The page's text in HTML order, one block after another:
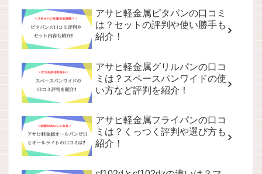
アサヒ軽金属ピタパンの口コミ
は？セットの評判や使い勝手も
紹介！
アサヒ軽金属グリルパンの口コ
ミは？スペースパンワイドの使
い方など評判を紹介！
アサヒ軽金属フライパンの口コ
ミは？くっつく評判や選び方も
紹介！